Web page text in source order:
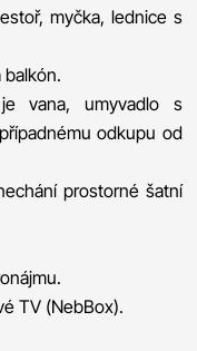
myčka, lednice s
vana, umyvadlo s
odkupu od
prostorné šatní
TV (NebBox).